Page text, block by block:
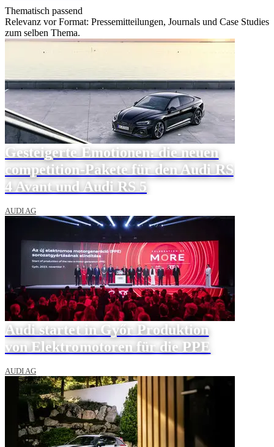
Thematisch passend
Relevanz vor Format: Pressemitteilungen, Journals und Case Studies
zum selben Thema.
Gesteigerte Emotionen: die neuen
competition-Pakete für den Audi RS
4 Avant und Audi RS 5
AUDI AG
Audi startet in Győr Produktion
von Elektromotoren für die PPE
AUDI AG